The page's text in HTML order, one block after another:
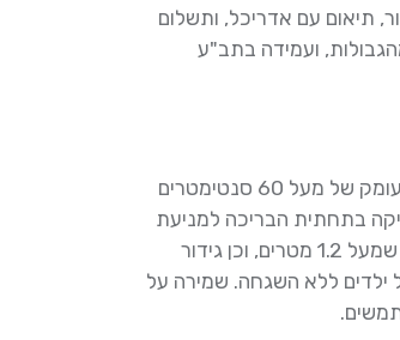
תיאום עם אדריכל, ותשלום
ועמידה בתב"ע
תקנות הבטיחות בישראל עודכנו בשנת 2017 ומחייבות כל בריכה פרטית בעומק של מעל 60 סנטימטרים
בתחתית הבריכה למניעת
היצמדות, סימון עומק ברור, התקנת מדרך בטיחות לאורך הדפנות בעומקים שמעל 1.2 מטרים, וכן גידור
כניסה של ילדים ללא השגחה. שמירה על